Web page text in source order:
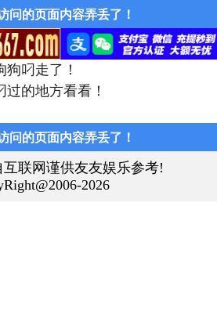
问的页面内容弄丢了！
叼走了！
的地方看看！
问的页面内容弄丢了！
联网谨供友友娱乐参考!
2026